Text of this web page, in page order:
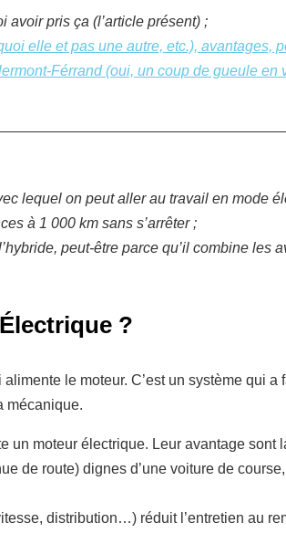
avoir pris ça (l’article présent) ;
elle et pas une autre, etc.), avantages,
Férrand (oui, un coup de gueule en
lequel on peut aller au travail en mode
à 1 000 km sans s’arrêter ;
peut-être parce qu’il combine les
?
le moteur. C’est un système qui
mécanique.
un moteur électrique. Leur avantage
de route) dignes d’une voiture de
distribution…) réduit l’entretien au